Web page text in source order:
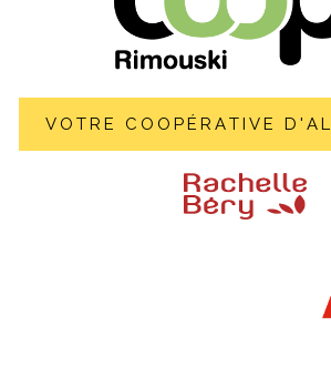
V O TR E C O O PÉ R ATI VE D ' AL